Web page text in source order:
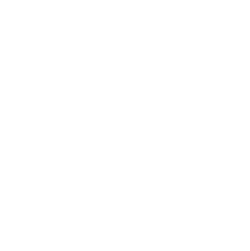
que le client ait eu plus
des médicaments pendant toute
le montant de SRG peut
d'années antérieures ont été